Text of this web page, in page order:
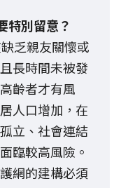
特別留意？
乏親友關懷或
長時間未被發
齡者才有風
人口增加，在
立、社會連結
臨較高風險。
網的建構必須